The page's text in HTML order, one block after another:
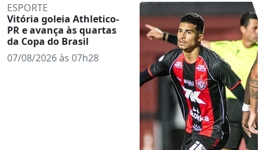
ESPORTE
Vitória goleia Athletico-
PR e avança às quartas
da Copa do Brasil
07/08/2026 às 07h28